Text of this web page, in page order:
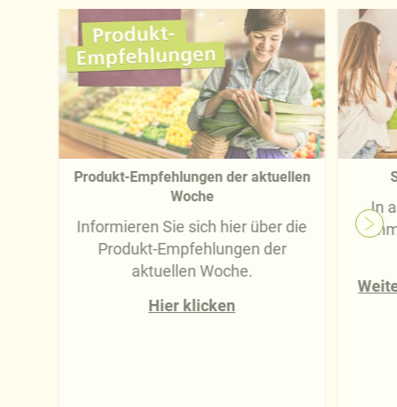
Produkt-Empfehlungen der aktuellen
Woche
Informieren Sie sich hier über die
Produkt-Empfehlungen der
aktuellen Woche.
Hier klicken
In